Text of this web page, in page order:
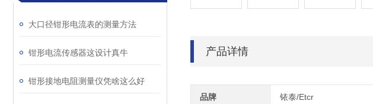
大口径钳形电流表的测量方法
钳形电流传感器这设计真牛
钳形接地电阻测量仪凭啥这么好
产品详情
品牌 铱泰/Etcr